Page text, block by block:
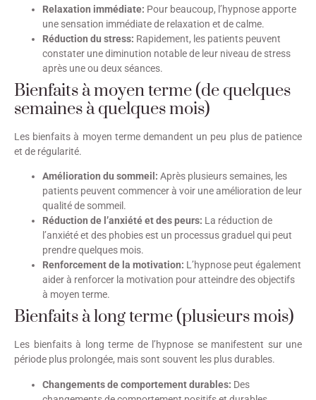
Relaxation immédiate: Pour beaucoup, l’hypnose apporte
une sensation immédiate de relaxation et de calme.
Réduction du stress: Rapidement, les patients peuvent
constater une diminution notable de leur niveau de stress
après une ou deux séances.
Bienfaits à moyen terme (de quelques
semaines à quelques mois)
Les bienfaits à moyen terme demandent un peu plus de patience
et de régularité.
Amélioration du sommeil: Après plusieurs semaines, les
patients peuvent commencer à voir une amélioration de leur
qualité de sommeil.
Réduction de l’anxiété et des peurs: La réduction de
l’anxiété et des phobies est un processus graduel qui peut
prendre quelques mois.
Renforcement de la motivation: L’hypnose peut également
aider à renforcer la motivation pour atteindre des objectifs
à moyen terme.
Bienfaits à long terme (plusieurs mois)
Les bienfaits à long terme de l’hypnose se manifestent sur une
période plus prolongée, mais sont souvent les plus durables.
Changements de comportement durables: Des